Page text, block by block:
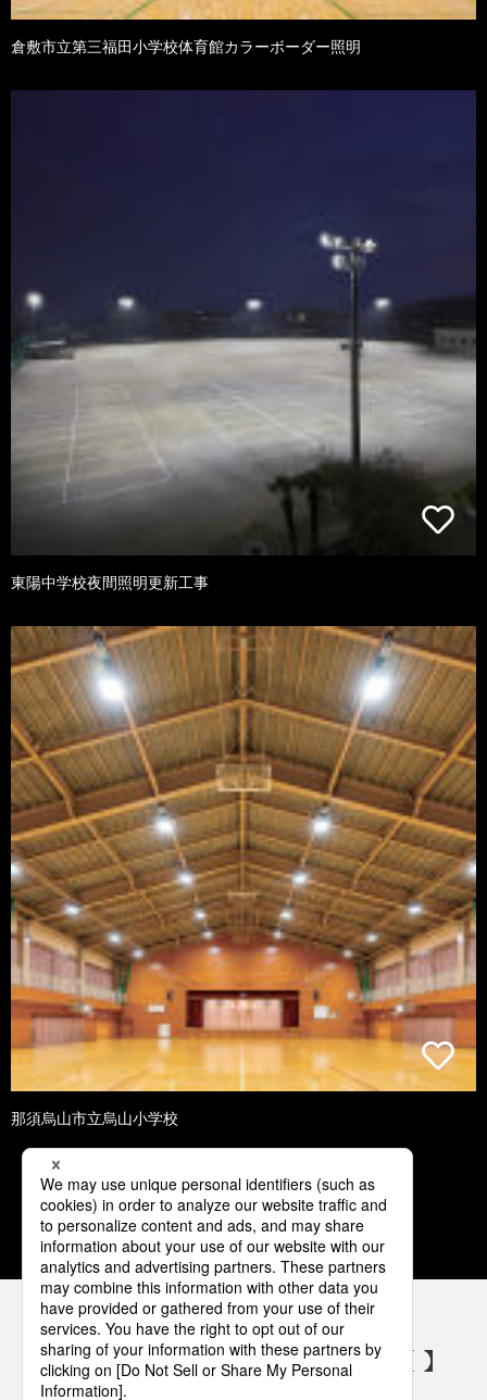
倉敷市立第三福田小学校体育館カラーボーダー照明
東陽中学校夜間照明更新工事
那須烏山市立烏山小学校
1 2 3 4 5
パナソニックの電気設備 SNSアカウント